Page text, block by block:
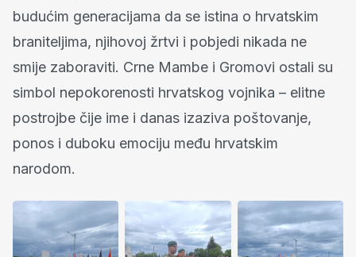
budućim generacijama da se istina o hrvatskim
braniteljima, njihovoj žrtvi i pobjedi nikada ne
smije zaboraviti. Crne Mambe i Gromovi ostali su
simbol nepokorenosti hrvatskog vojnika – elitne
postrojbe čije ime i danas izaziva poštovanje,
ponos i duboku emociju među hrvatskim
narodom.